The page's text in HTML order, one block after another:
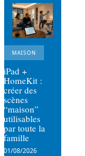
MAISON
iPad +
HomeKit :
créer des
scènes
“maison”
utilisables
par toute la
famille
01/08/2026